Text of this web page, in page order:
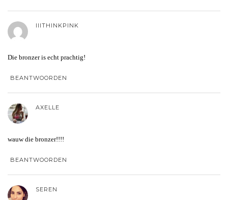
IIITHINKPINK
Die bronzer is echt prachtig!
BEANTWOORDEN
AXELLE
wauw die bronzer!!!!
BEANTWOORDEN
SEREN